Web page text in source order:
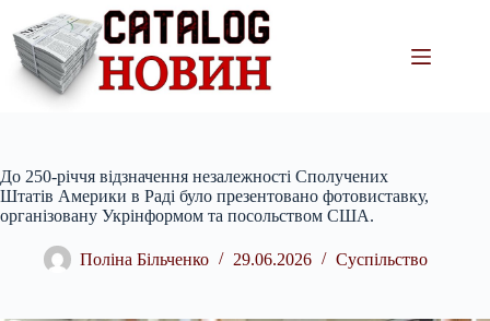
вмісту
До 250-річчя відзначення незалежності Сполучених
Штатів Америки в Раді було презентовано фотовиставку,
організовану Укрінформом та посольством США.
Поліна Більченко 29.06.2026 Суспільство